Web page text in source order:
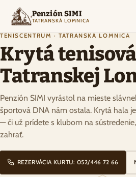
Penzión SIMI
TATRANSKÁ LOMNICA
TENISCENTRUM · TATRANSKÁ LOMNICA
Krytá
Tatranskej
Penzión SIMI vyrástol na mieste
športová DNA nám ostala. Krytá hala
— či už prídete s klubom na
zahrať.
REZERVÁCIA KURTU: 052/446 72 66